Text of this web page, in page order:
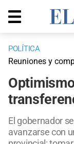
POLÍTICA
Reuniones y
El gobernador
avanzarse con